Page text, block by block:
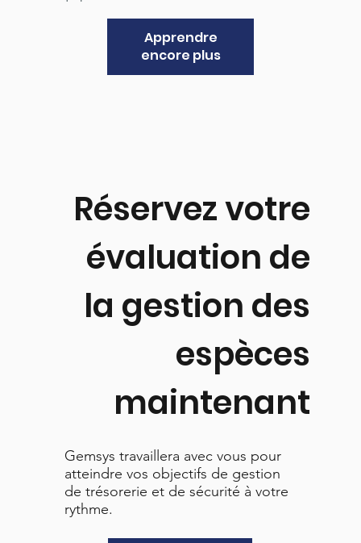
Gemsys travaillera avec vous pour
atteindre vos objectifs de gestion
de trésorerie et de sécurité à votre
rythme.
Réservez votre
évaluation de
la gestion des
espèces
maintenant
Apprendre
encore plus